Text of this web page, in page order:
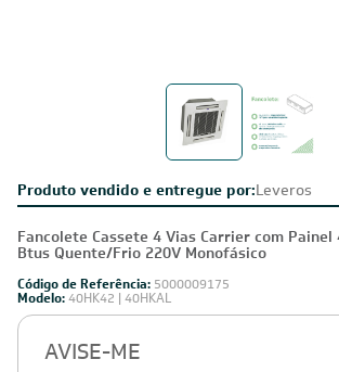
Produto vendido e entregue por:Leveros
Fancolete Cassete 4 Vias Carrier com Painel
Btus Quente/Frio 220V Monofásico
Código de Referência: 5000009175
Modelo:40HK42 | 40HKAL
AVISE-ME